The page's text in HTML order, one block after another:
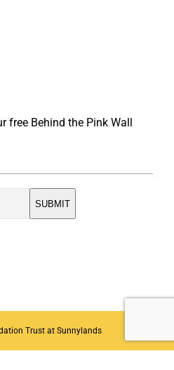
free Behind the Pink Wall
Trust at Sunnylands